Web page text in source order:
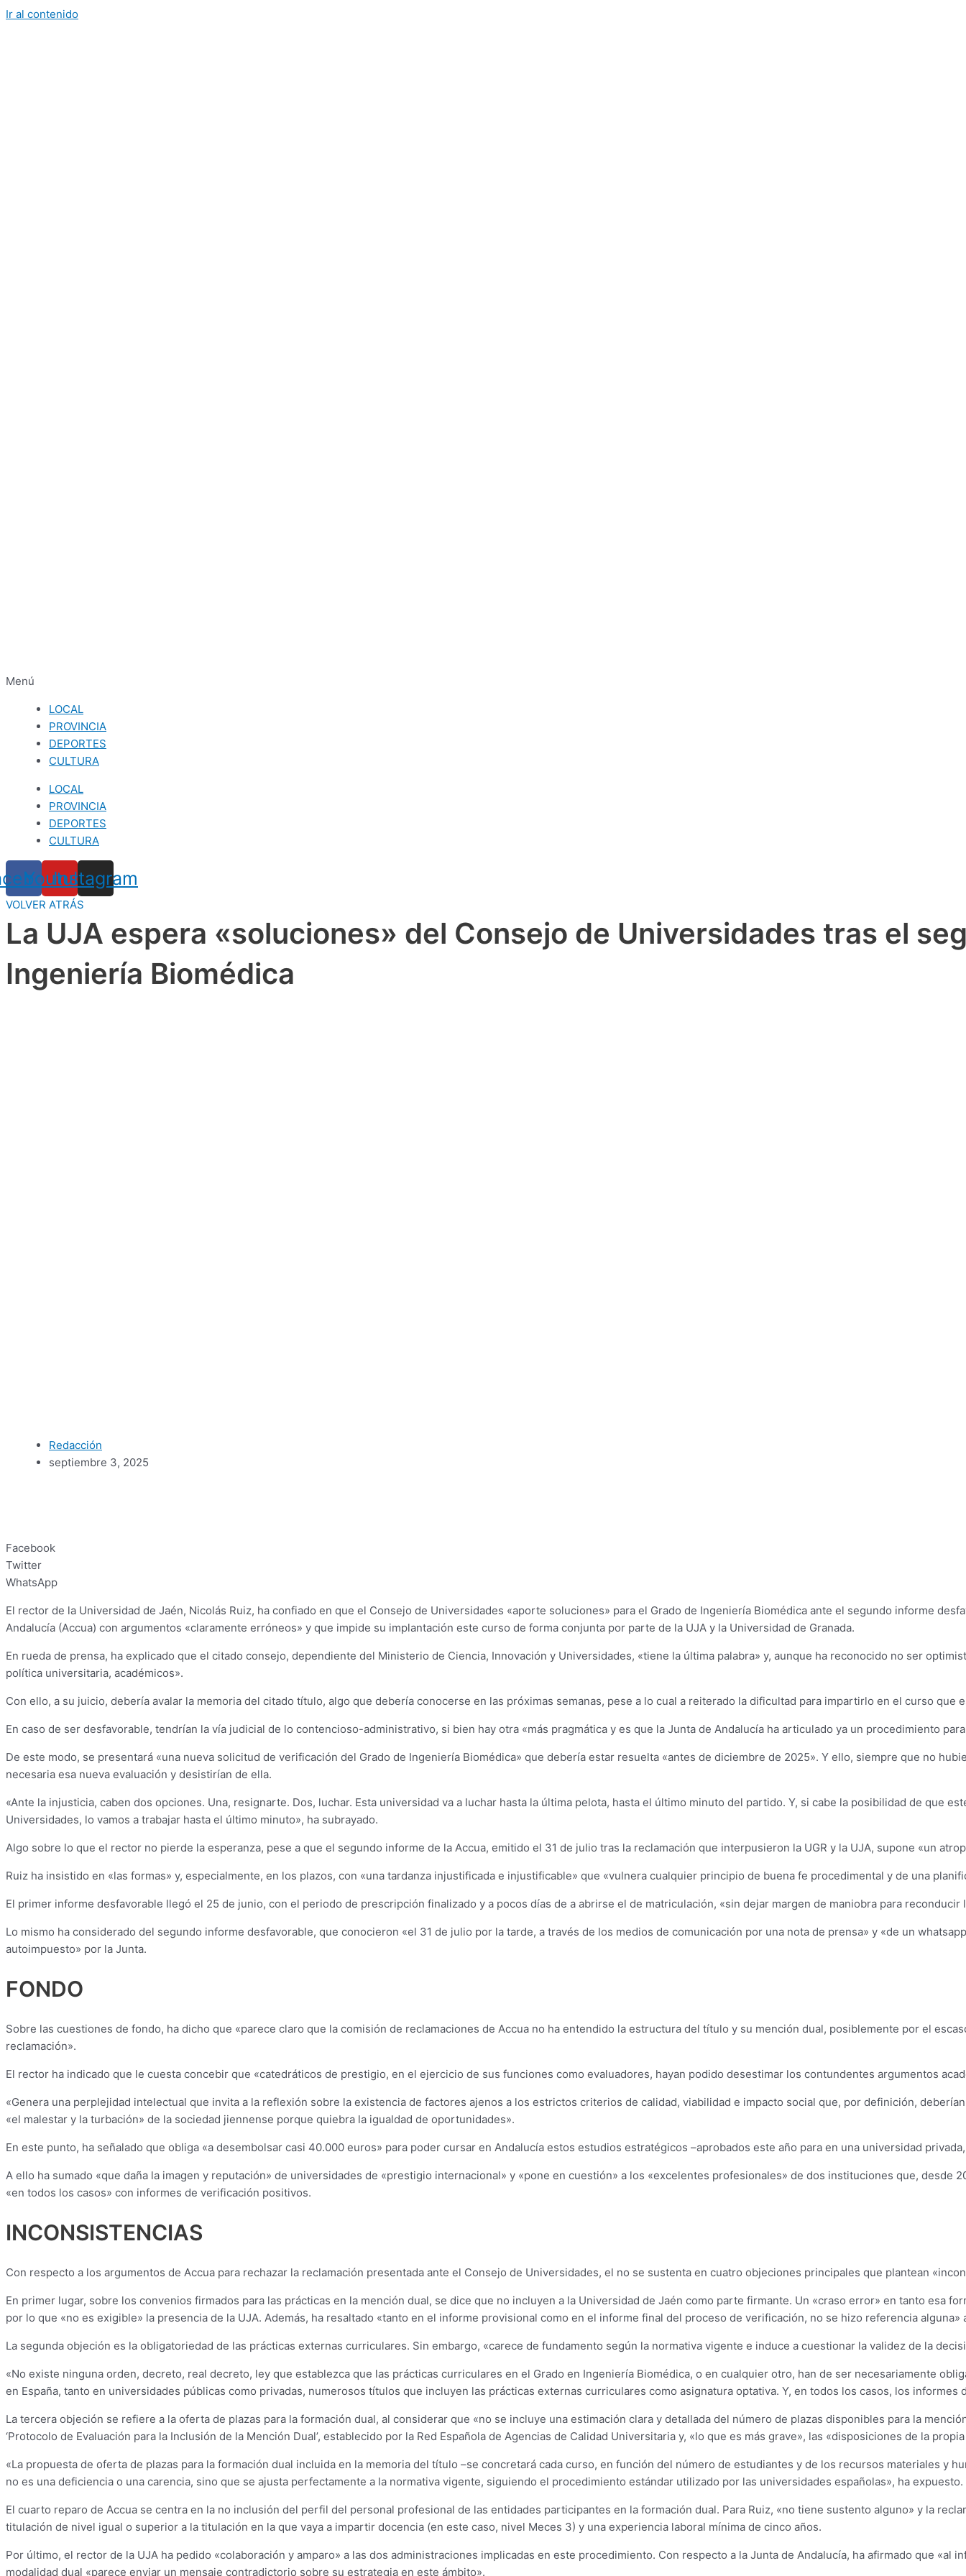
Ir al contenido
Menú
LOCAL
PROVINCIA
DEPORTES
CULTURA
LOCAL
PROVINCIA
DEPORTES
CULTURA
Youtube
Instagram
VOLVER ATRÁS
La UJA espera «soluciones» del Consejo de Universidades tras el
Ingeniería Biomédica
Redacción
septiembre 3, 2025
Facebook
Twitter
WhatsApp
El rector de la Universidad de Jaén, Nicolás Ruiz, ha confiado en que el Consejo de Universidades «aporte soluciones» para el Grado de Ingeniería Biomédica ante el segundo informe
Andalucía (Accua) con argumentos «claramente erróneos» y que impide su implantación este curso de forma conjunta por parte de la UJA y la Universidad de Granada.
En rueda de prensa, ha explicado que el citado consejo, dependiente del Ministerio de Ciencia, Innovación y Universidades, «tiene la última palabra» y, aunque ha reconocido no ser
política universitaria, académicos».
Con ello, a su juicio, debería avalar la memoria del citado título, algo que debería conocerse en las próximas semanas, pese a lo cual a reiterado la dificultad para impartirlo en el curso que
En caso de ser desfavorable, tendrían la vía judicial de lo contencioso-administrativo, si bien hay otra «más pragmática y es que la Junta de Andalucía ha articulado ya un procedimiento
De este modo, se presentará «una nueva solicitud de verificación del Grado de Ingeniería Biomédica» que debería estar resuelta «antes de diciembre de 2025». Y ello, siempre que no
necesaria esa nueva evaluación y desistirían de ella.
«Ante la injusticia, caben dos opciones. Una, resignarte. Dos, luchar. Esta universidad va a luchar hasta la última pelota, hasta el último minuto del partido. Y, si cabe la posibilidad de que
Universidades, lo vamos a trabajar hasta el último minuto», ha subrayado.
Algo sobre lo que el rector no pierde la esperanza, pese a que el segundo informe de la Accua, emitido el 31 de julio tras la reclamación que interpusieron la UGR y la UJA, supone «un
Ruiz ha insistido en «las formas» y, especialmente, en los plazos, con «una tardanza injustificada e injustificable» que «vulnera cualquier principio de buena fe procedimental y de una
El primer informe desfavorable llegó el 25 de junio, con el periodo de prescripción finalizado y a pocos días de a abrirse el de matriculación, «sin dejar margen de maniobra para reconducir
Lo mismo ha considerado del segundo informe desfavorable, que conocieron «el 31 de julio por la tarde, a través de los medios de comunicación por una nota de prensa» y «de un
autoimpuesto» por la Junta.
FONDO
Sobre las cuestiones de fondo, ha dicho que «parece claro que la comisión de reclamaciones de Accua no ha entendido la estructura del título y su mención dual, posiblemente por el
reclamación».
El rector ha indicado que le cuesta concebir que «catedráticos de prestigio, en el ejercicio de sus funciones como evaluadores, hayan podido desestimar los contundentes argumentos
«Genera una perplejidad intelectual que invita a la reflexión sobre la existencia de factores ajenos a los estrictos criterios de calidad, viabilidad e impacto social que, por definición,
«el malestar y la turbación» de la sociedad jiennense porque quiebra la igualdad de oportunidades».
En este punto, ha señalado que obliga «a desembolsar casi 40.000 euros» para poder cursar en Andalucía estos estudios estratégicos –aprobados este año para en una universidad
A ello ha sumado «que daña la imagen y reputación» de universidades de «prestigio internacional» y «pone en cuestión» a los «excelentes profesionales» de dos instituciones que, desde
«en todos los casos» con informes de verificación positivos.
INCONSISTENCIAS
Con respecto a los argumentos de Accua para rechazar la reclamación presentada ante el Consejo de Universidades, el no se sustenta en cuatro objeciones principales que plantean
En primer lugar, sobre los convenios firmados para las prácticas en la mención dual, se dice que no incluyen a la Universidad de Jaén como parte firmante. Un «craso error» en tanto esa
por lo que «no es exigible» la presencia de la UJA. Además, ha resaltado «tanto en el informe provisional como en el informe final del proceso de verificación, no se hizo referencia alguna»
La segunda objeción es la obligatoriedad de las prácticas externas curriculares. Sin embargo, «carece de fundamento según la normativa vigente e induce a cuestionar la validez de la
«No existe ninguna orden, decreto, real decreto, ley que establezca que las prácticas curriculares en el Grado en Ingeniería Biomédica, o en cualquier otro, han de ser necesariamente
en España, tanto en universidades públicas como privadas, numerosos títulos que incluyen las prácticas externas curriculares como asignatura optativa. Y, en todos los casos, los
La tercera objeción se refiere a la oferta de plazas para la formación dual, al considerar que «no se incluye una estimación clara y detallada del número de plazas disponibles para la
‘Protocolo de Evaluación para la Inclusión de la Mención Dual’, establecido por la Red Española de Agencias de Calidad Universitaria y, «lo que es más grave», las «disposiciones de la
«La propuesta de oferta de plazas para la formación dual incluida en la memoria del título –se concretará cada curso, en función del número de estudiantes y de los recursos materiales y
no es una deficiencia o una carencia, sino que se ajusta perfectamente a la normativa vigente, siguiendo el procedimiento estándar utilizado por las universidades españolas», ha expuesto.
El cuarto reparo de Accua se centra en la no inclusión del perfil del personal profesional de las entidades participantes en la formación dual. Para Ruiz, «no tiene sustento alguno» y la
titulación de nivel igual o superior a la titulación en la que vaya a impartir docencia (en este caso, nivel Meces 3) y una experiencia laboral mínima de cinco años.
Por último, el rector de la UJA ha pedido «colaboración y amparo» a las dos administraciones implicadas en este procedimiento. Con respecto a la Junta de Andalucía, ha afirmado que «al
modalidad dual «parece enviar un mensaje contradictorio sobre su estrategia en este ámbito».